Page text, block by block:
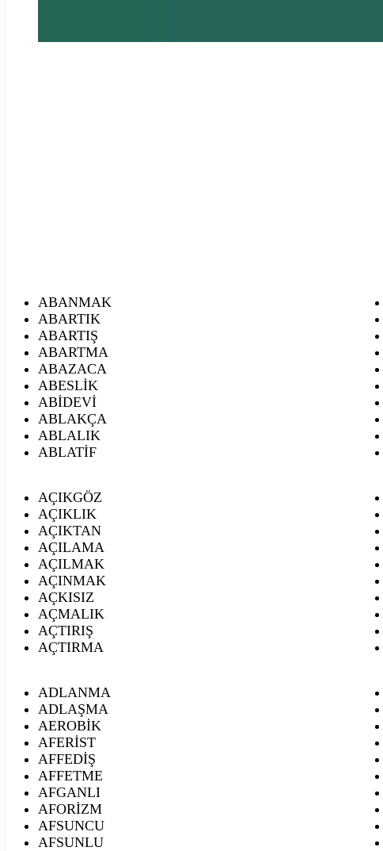
ABANMAK
ABARTIK
ABARTIŞ
ABARTMA
ABAZACA
ABESLİK
ABİDEVİ
ABLAKÇA
ABLALIK
ABLATİF
AÇIKGÖZ
AÇIKLIK
AÇIKTAN
AÇILAMA
AÇILMAK
AÇINMAK
AÇKISIZ
AÇMALIK
AÇTIRIŞ
AÇTIRMA
ADLANMA
ADLAŞMA
AEROBİK
AFERİST
AFFEDİŞ
AFFETME
AFGANLI
AFORİZM
AFSUNCU
AFSUNLU